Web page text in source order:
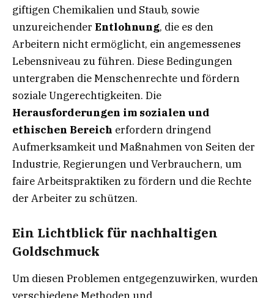
giftigen Chemikalien und Staub, sowie
unzureichender Entlohnung, die es den
Arbeitern nicht ermöglicht, ein angemessenes
Lebensniveau zu führen. Diese Bedingungen
untergraben die Menschenrechte und fördern
soziale Ungerechtigkeiten. Die
Herausforderungen im sozialen und
ethischen Bereich erfordern dringend
Aufmerksamkeit und Maßnahmen von Seiten der
Industrie, Regierungen und Verbrauchern, um
faire Arbeitspraktiken zu fördern und die Rechte
der Arbeiter zu schützen.
Ein Lichtblick für nachhaltigen
Goldschmuck
Um diesen Problemen entgegenzuwirken, wurden